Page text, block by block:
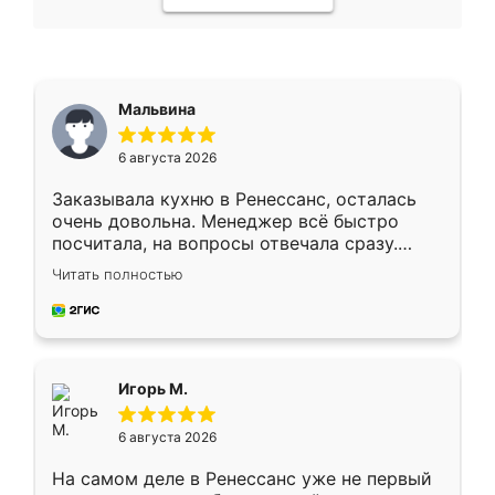
Мальвина
6 августа 2026
Заказывала кухню в Ренессанс, осталась
очень довольна. Менеджер всё быстро
посчитала, на вопросы отвечала сразу.
Замерщик приехал в субботу, подошёл к
делу со всей ответственностью. Собрали
за день, ребята работали аккуратно, даже
Читать полностью
Игорь М.
6 августа 2026
На самом деле в Ренессанс уже не первый